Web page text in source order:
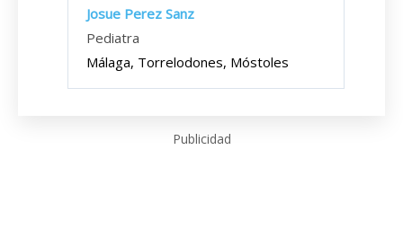
Josue Perez Sanz
Pediatra
Málaga, Torrelodones, Móstoles
Publicidad